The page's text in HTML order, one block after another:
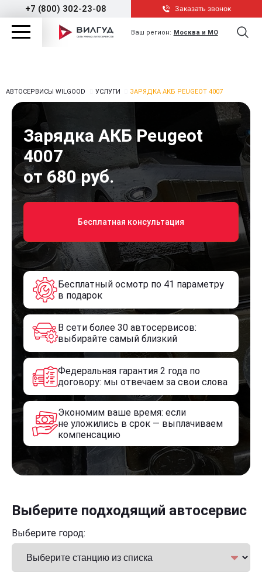
+7 (800) 302-23-08 Заказать звонок
Ваш регион: Москва и МО
АВТОСЕРВИСЫ WILGOOD УСЛУГИ ЗАРЯДКА АКБ PEUGEOT 4007
Зарядка АКБ Peugeot
4007
от 680 руб.
Бесплатная консультация
Бесплатный осмотр по 41 параметру
в подарок
В сети более 30 автосервисов:
выбирайте самый близкий
Федеральная гарантия 2 года по
договору: мы отвечаем за свои слова
Экономим ваше время: если
не уложились в срок — выплачиваем
компенсацию
Выберите подходящий автосервис
Выберите город: